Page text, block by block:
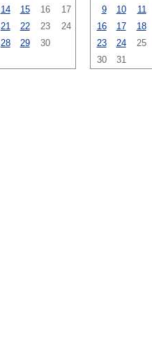
14 15 16
17
21 22 23
24
28 29 30
9
10 11
16
17 18
23
24 25
30
31